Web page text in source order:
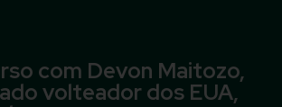
com Devon Maitozo,
volteador dos EUA,